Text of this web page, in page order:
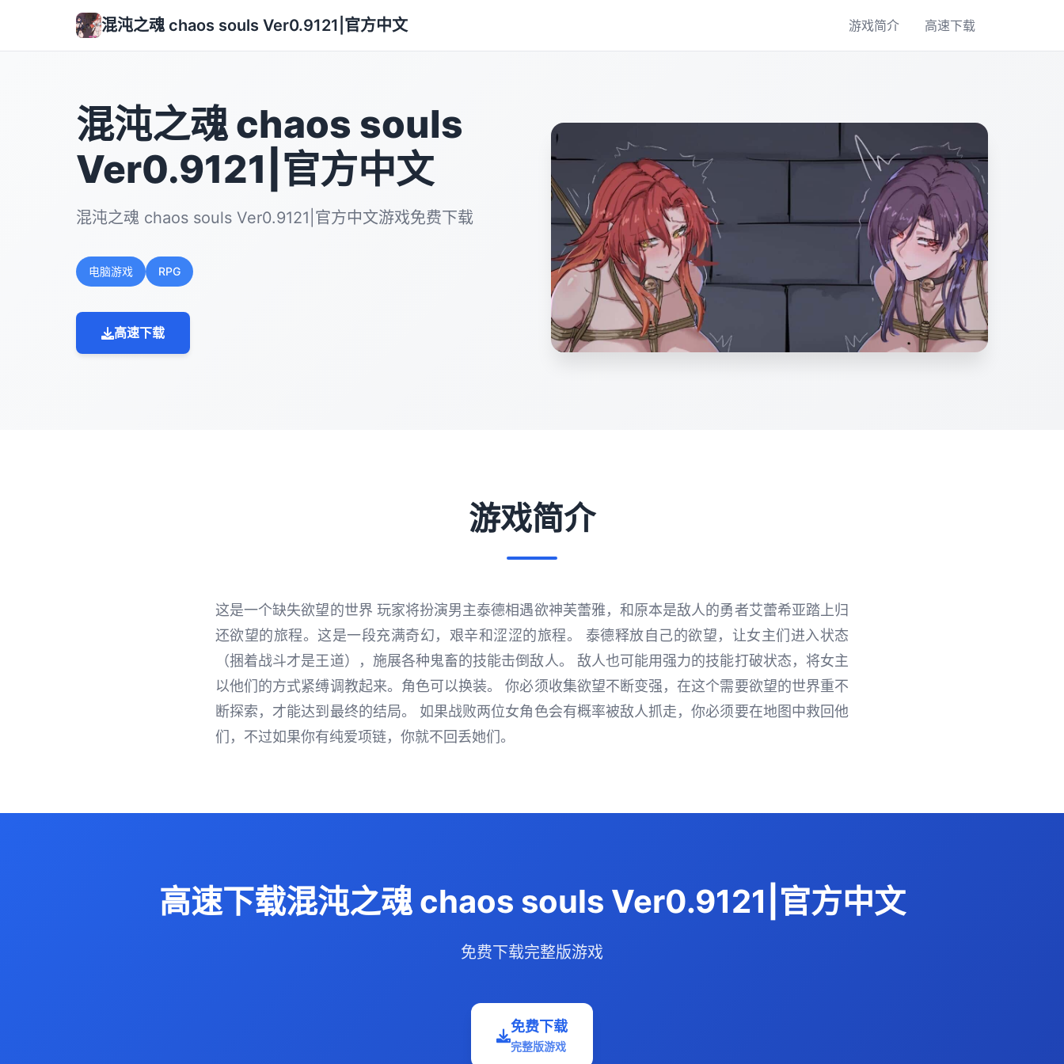
混沌之魂 chaos souls Ver0.9121|官方中文 游戏简介 高速下载
混沌之魂 chaos souls
Ver0.9121|官方中文
混沌之魂 chaos souls Ver0.9121|官方中文游戏免费下载
电脑游戏 RPG
高速下载
游戏简介
这是一个缺失欲望的世界 玩家将扮演男主泰德相遇欲神芙蕾雅，和原本是敌人的勇者艾蕾希亚踏上归
还欲望的旅程。这是一段充满奇幻，艰辛和涩涩的旅程。 泰德释放自己的欲望，让女主们进入状态
（捆着战斗才是王道），施展各种鬼畜的技能击倒敌人。 敌人也可能用强力的技能打破状态，将女主
以他们的方式紧缚调教起来。角色可以换装。 你必须收集欲望不断变强，在这个需要欲望的世界重不
断探索，才能达到最终的结局。 如果战败两位女角色会有概率被敌人抓走，你必须要在地图中救回他
们，不过如果你有纯爱项链，你就不回丢她们。
高速下载混沌之魂 chaos souls Ver0.9121|官方中文
免费下载完整版游戏
免费下载
完整版游戏